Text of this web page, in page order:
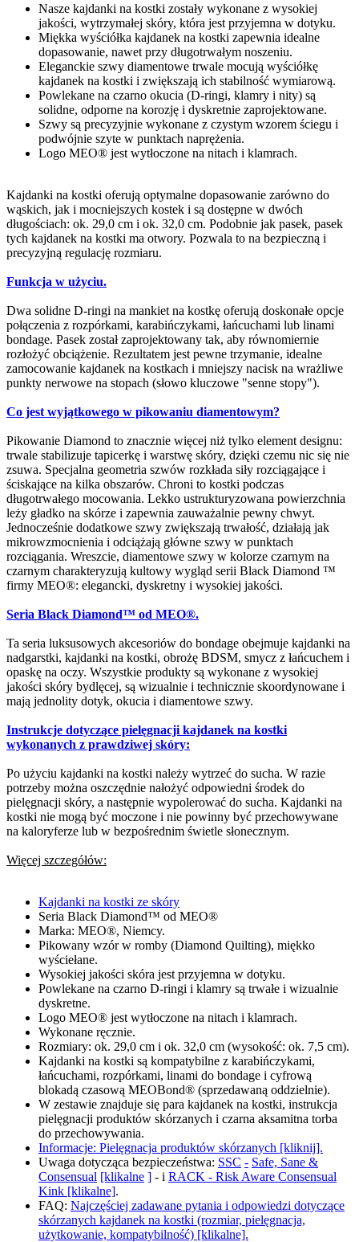
Nasze kajdanki na kostki zostały wykonane z wysokiej
jakości, wytrzymałej skóry, która jest przyjemna w dotyku.
Miękka wyściółka kajdanek na kostki zapewnia idealne
dopasowanie, nawet przy długotrwałym noszeniu.
Eleganckie szwy diamentowe trwale mocują wyściółkę
kajdanek na kostki i zwiększają ich stabilność wymiarową.
Powlekane na czarno okucia (D-ringi, klamry i nity) są
solidne, odporne na korozję i dyskretnie zaprojektowane.
Szwy są precyzyjnie wykonane z czystym wzorem ściegu i
podwójnie szyte w punktach naprężenia.
Logo MEO® jest wytłoczone na nitach i klamrach.
Kajdanki na kostki oferują optymalne dopasowanie zarówno do
wąskich, jak i mocniejszych kostek i są dostępne w dwóch
długościach: ok. 29,0 cm i ok. 32,0 cm. Podobnie jak pasek, pasek
tych kajdanek na kostki ma otwory. Pozwala to na bezpieczną i
precyzyjną regulację rozmiaru.
Funkcja w użyciu.
Dwa solidne D-ringi na mankiet na kostkę oferują doskonałe opcje
połączenia z rozpórkami, karabińczykami, łańcuchami lub linami
bondage. Pasek został zaprojektowany tak, aby równomiernie
rozłożyć obciążenie. Rezultatem jest pewne trzymanie, idealne
zamocowanie kajdanek na kostkach i mniejszy nacisk na wrażliwe
punkty nerwowe na stopach (słowo kluczowe "senne stopy").
Co jest wyjątkowego w pikowaniu diamentowym?
Pikowanie Diamond to znacznie więcej niż tylko element designu:
trwale stabilizuje tapicerkę i warstwę skóry, dzięki czemu nic się nie
zsuwa. Specjalna geometria szwów rozkłada siły rozciągające i
ściskające na kilka obszarów. Chroni to kostki podczas
długotrwałego mocowania. Lekko ustrukturyzowana powierzchnia
leży gładko na skórze i zapewnia zauważalnie pewny chwyt.
Jednocześnie dodatkowe szwy zwiększają trwałość, działają jak
mikrowzmocnienia i odciążają główne szwy w punktach
rozciągania. Wreszcie, diamentowe szwy w kolorze czarnym na
czarnym charakteryzują kultowy wygląd serii Black Diamond ™
firmy MEO®: elegancki, dyskretny i wysokiej jakości.
Seria Black Diamond™ od MEO®.
Ta seria luksusowych akcesoriów do bondage obejmuje kajdanki na
nadgarstki, kajdanki na kostki, obrożę BDSM, smycz z łańcuchem i
opaskę na oczy. Wszystkie produkty są wykonane z wysokiej
jakości skóry bydlęcej, są wizualnie i technicznie skoordynowane i
mają jednolity dotyk, okucia i diamentowe szwy.
Instrukcje dotyczące pielęgnacji kajdanek na kostki
wykonanych z prawdziwej skóry:
Po użyciu kajdanki na kostki należy wytrzeć do sucha. W razie
potrzeby można oszczędnie nałożyć odpowiedni środek do
pielęgnacji skóry, a następnie wypolerować do sucha. Kajdanki na
kostki nie mogą być moczone i nie powinny być przechowywane
na kaloryferze lub w bezpośrednim świetle słonecznym.
Więcej szczegółów:
Kajdanki na kostki ze skóry
Seria Black Diamond™ od MEO®
Marka: MEO®, Niemcy.
Pikowany wzór w romby (Diamond Quilting), miękko
wyściełane.
Wysokiej jakości skóra jest przyjemna w dotyku.
Powlekane na czarno D-ringi i klamry są trwałe i wizualnie
dyskretne.
Logo MEO® jest wytłoczone na nitach i klamrach.
Wykonane ręcznie.
Rozmiary: ok. 29,0 cm i ok. 32,0 cm (wysokość: ok. 7,5 cm).
Kajdanki na kostki są kompatybilne z karabińczykami,
łańcuchami, rozpórkami, linami do bondage i cyfrową
blokadą czasową MEOBond® (sprzedawaną oddzielnie).
W zestawie znajduje się para kajdanek na kostki, instrukcja
pielęgnacji produktów skórzanych i czarna aksamitna torba
do przechowywania.
Informacje: Pielęgnacja produktów skórzanych [kliknij].
Uwaga dotycząca bezpieczeństwa: SSC - Safe, Sane &
Consensual [klikalne ] - i RACK - Risk Aware Consensual
Kink [klikalne].
FAQ: Najczęściej zadawane pytania i odpowiedzi dotyczące
skórzanych kajdanek na kostki (rozmiar, pielęgnacja,
użytkowanie, kompatybilność) [klikalne].